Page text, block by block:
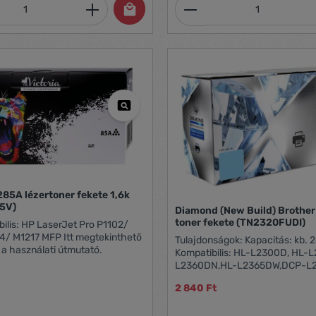
UNIVERZÁLIS! Kapacitás: 2K
Adja meg a kívánt
lézertoner fekete 1,6k
HP LaserJet Pro P1102/
MFP Itt megtekinthető
használati útmutató.
Diamond (New Build)
toner fekete (TN2320FUDI)
Tulajdonságok: Kapacitás: kb. 2600 oldal
Kompatibilis: HL-L2300D, HL-
L2360DN,HL-L2365DW,DCP-
L2560DW,MFC-L2700DW,MFC-
2 840 Ft